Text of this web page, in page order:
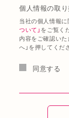
個人情報の取
当社の個人情報
ついて」をご覧く
内容をご確認いた
へ」を押してくだ
同意する